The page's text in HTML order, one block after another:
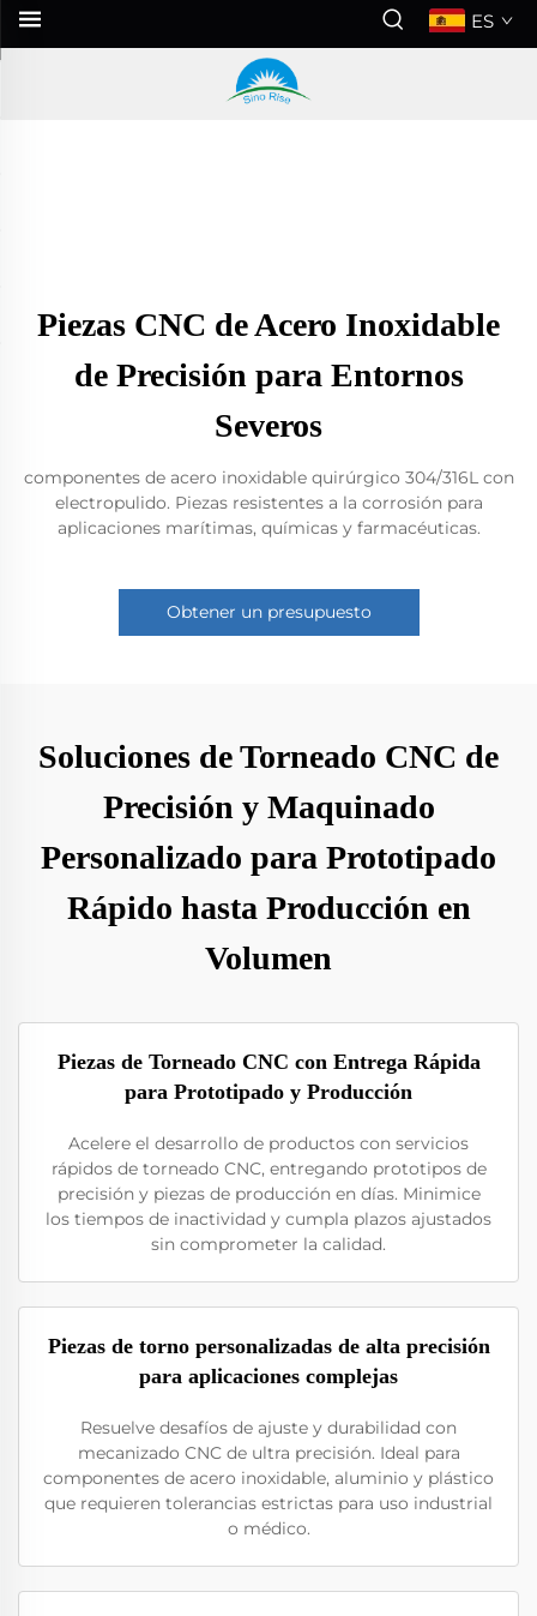
ES
Piezas CNC de Acero Inoxidable
de Precisión para Entornos
Severos
componentes de acero inoxidable quirúrgico 304/316L con
electropulido. Piezas resistentes a la corrosión para
aplicaciones marítimas, químicas y farmacéuticas.
Obtener un presupuesto
Soluciones de Torneado CNC de
Precisión y Maquinado
Personalizado para Prototipado
Rápido hasta Producción en
Volumen
Piezas de Torneado CNC con Entrega Rápida
para Prototipado y Producción
Acelere el desarrollo de productos con servicios
rápidos de torneado CNC, entregando prototipos de
precisión y piezas de producción en días. Minimice
los tiempos de inactividad y cumpla plazos ajustados
sin comprometer la calidad.
Piezas de torno personalizadas de alta precisión
para aplicaciones complejas
Resuelve desafíos de ajuste y durabilidad con
mecanizado CNC de ultra precisión. Ideal para
componentes de acero inoxidable, aluminio y plástico
que requieren tolerancias estrictas para uso industrial
o médico.